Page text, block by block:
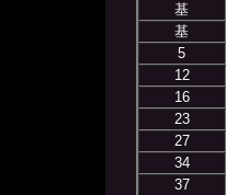
基
基
5
12
16
23
27
34
37